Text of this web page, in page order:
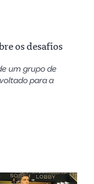
os desafios
um grupo de
para a